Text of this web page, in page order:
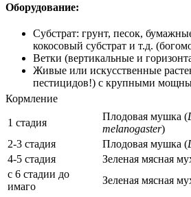
Оборудование:
Субстрат: грунт, песок,
кокосовый субстрат и т.д.
Ветки (вертикальные и
Живые или искусственные
пестицидов!) с крупными
Кормление
1 стадия
Плодовая мушка (
melanogaster)
2-3 стадия
Плодовая мушка (
4-5 стадия
Зеленая мясная
с 6 стадии до
имаго
Зеленая мясная